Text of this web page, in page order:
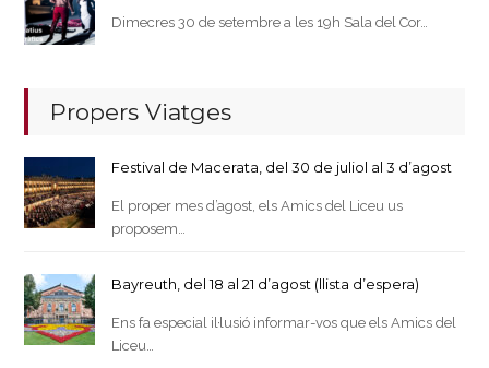
Dimecres 30 de setembre a les 19h Sala del Cor…
Propers Viatges
Festival de Macerata, del 30 de juliol al 3 d’agost
El proper mes d’agost, els Amics del Liceu us
proposem…
Bayreuth, del 18 al 21 d’agost (llista d’espera)
Ens fa especial il·lusió informar-vos que els Amics del
Liceu…